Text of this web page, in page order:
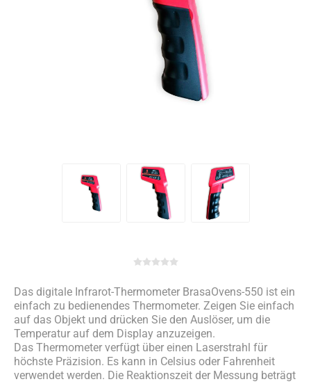
Das digitale Infrarot-Thermometer BrasaOvens-550 ist ein
einfach zu bedienendes Thermometer. Zeigen Sie einfach
auf das Objekt und drücken Sie den Auslöser, um die
Temperatur auf dem Display anzuzeigen.
Das Thermometer verfügt über einen Laserstrahl für
höchste Präzision. Es kann in Celsius oder Fahrenheit
verwendet werden. Die Reaktionszeit der Messung beträgt